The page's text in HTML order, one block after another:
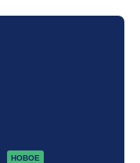
НОВОЕ